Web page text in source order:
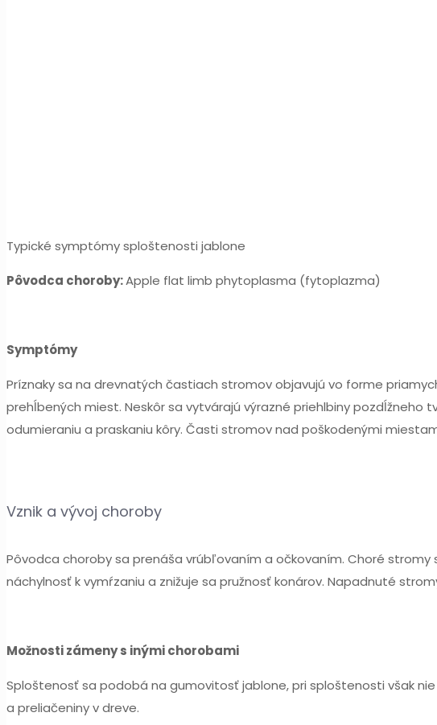
Typické symptómy sploštenosti jablone
Pôvodca choroby:Apple flat limb phytoplasma (fytoplazma)
Symptómy
Príznaky sa na drevnatých častiach stromov objavujú vo forme
prehĺbených miest. Neskôr sa vytvárajú výrazné priehlbiny pozdĺžneho
odumieraniu a praskaniu kôry. Časti stromov nad poškodenými
Vznik a vývoj choroby
Pôvodca choroby sa prenáša vrúbľovaním a očkovaním. Choré stromy
náchylnosť k vymŕzaniu a znižuje sa pružnosť konárov. Napadnuté
Možnosti zámeny s inými chorobami
Sploštenosť sa podobá na gumovitosť jablone, pri sploštenosti však
a preliačeniny v dreve.